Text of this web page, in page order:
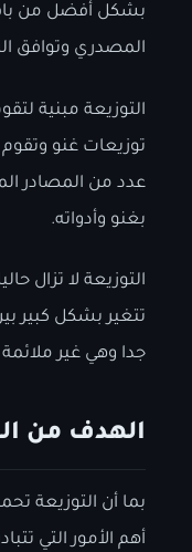
بشكل أفضل من
المصدري وتوافق
التوزيعة مبنية
توزيعات غنو
عدد من المصادر
بغنو وأدواته.
التوزيعة لا تزال
تتغير بشكل كبير
جدا وهي غير
الهدف من
بما أن التوزيعة
أهم الأمور التي